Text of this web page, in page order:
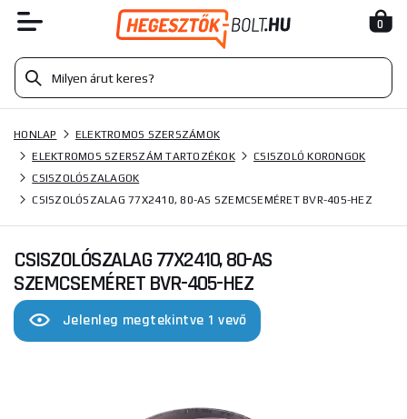
0
HONLAP
ELEKTROMOS SZERSZÁMOK
ELEKTROMOS SZERSZÁM TARTOZÉKOK
CSISZOLÓ KORONGOK
CSISZOLÓSZALAGOK
CSISZOLÓSZALAG 77X2410, 80-AS SZEMCSEMÉRET BVR-405-HEZ
CSISZOLÓSZALAG 77X2410, 80-AS
SZEMCSEMÉRET BVR-405-HEZ
Jelenleg megtekintve 1 vevő